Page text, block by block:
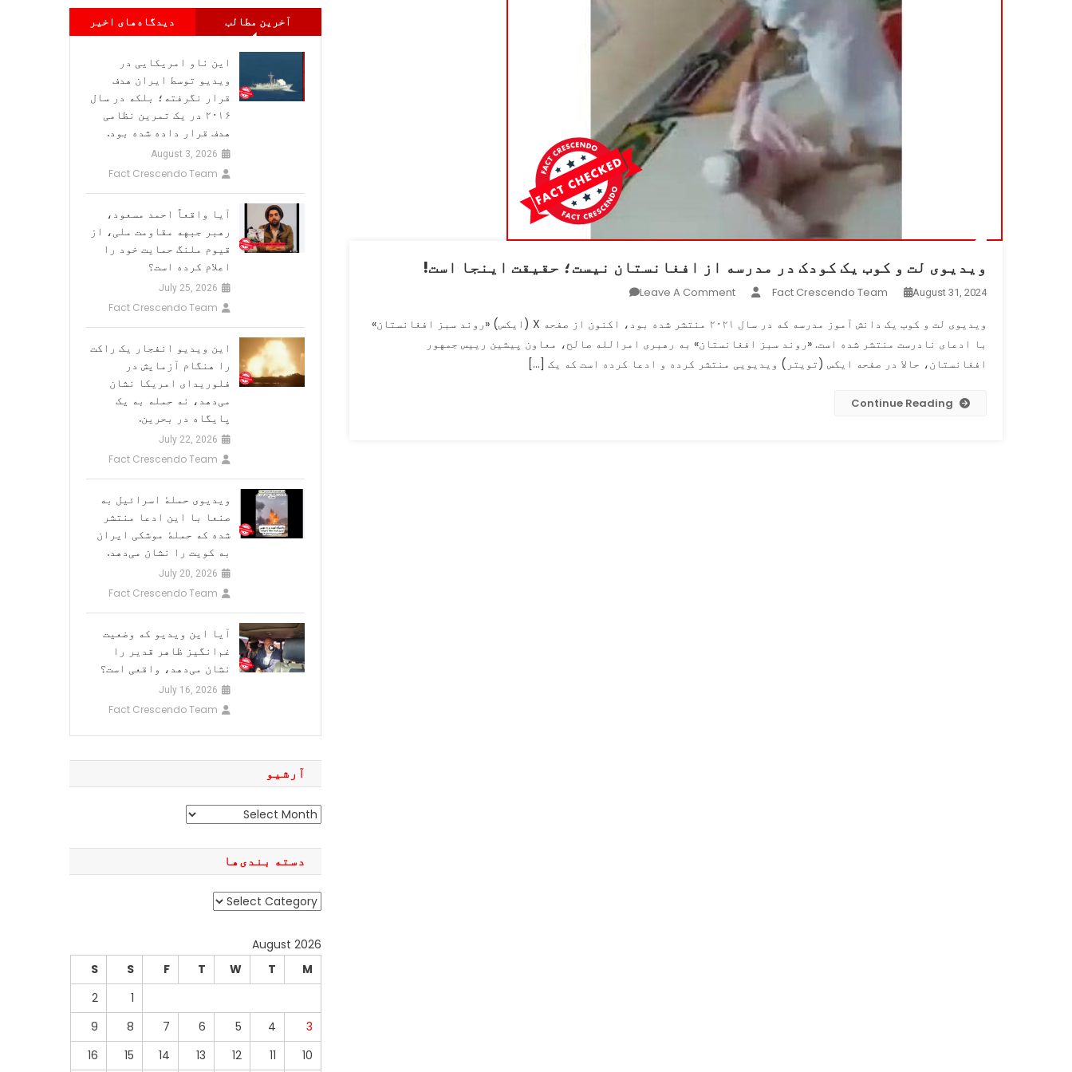
ویدیوی لت و کوب یک کودک در مدرسه از افغانستان نیست؛ حقیقت اینجا است!
August 31, 2024
Fact Crescendo Team
Leave A Comment
لت
و
کوب
ویدیوی لت و کوب یک دانش ‌آموز مدرسه که در سال ۲۰۲۱ منتشر شده بود، اکنون از صفحه X (ایکس) «روند سبز افغانستان»
با ادعای نادرست منتشر شده است. «روند سبز افغانستان» به رهبری امرالله صالح، معاون پیشین رییس‌ جمهور
افغانستان، حالا در صفحه ایکس (تویتر) ویدیویی منتشر کرده و ادعا کرده است که یک […]
Continue Reading
آخرین مطالب دیدگاه‌های اخیر
این ناو امریکایی در
ویدیو توسط ایران هدف
قرار نگرفته؛ بلکه در سال
۲۰۱۶ در یک تمرین نظامی
هدف قرار داده شده بود.
August 3, 2026
Fact Crescendo Team
آیا واقعاً احمد مسعود،
رهبر جبهه مقاومت ملی، از
قیوم ملنگ حمایت خود را
اعلام کرده است؟
July 25, 2026
Fact Crescendo Team
این ویدیو انفجار یک راکت
را هنگام آزمایش در
فلوریدای امریکا نشان
می‌دهد، نه حمله به یک
پایگاه در بحرین.
July 22, 2026
Fact Crescendo Team
ویدیوی حملهٔ اسرائیل به
صنعا با این ادعا منتشر
شده که حملهٔ موشکی ایران
به کویت را نشان می‌دهد.
July 20, 2026
Fact Crescendo Team
آیا این ویدیو که وضعیت
غم‌انگیز ظاهر قدیر را
نشان می‌دهد، واقعی است؟
July 16, 2026
Fact Crescendo Team
آرشیو
آرشیو
دسته بندی‌ها
دسته
August 2026
M
T
W
T
F
S
S
1
2
3
4
5
6
7
8
9
10
11
12
13
14
15
16